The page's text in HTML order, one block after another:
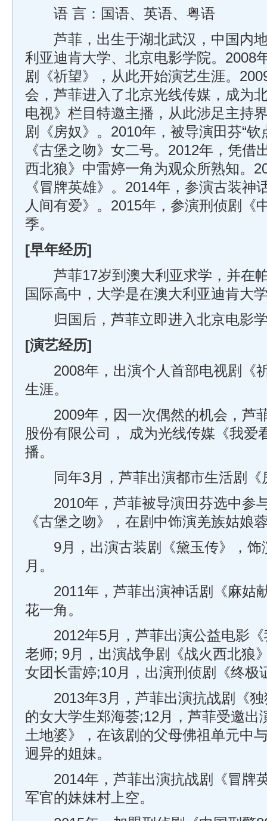
语 言：国语、英语、粤语
芦菲，出生于湖北武汉，中国内地
利亚迪肯大学、北京电影学院。2008
剧《祈望》，从此开始演艺生涯。
会，芦菲进入了北京光线传媒，成为
电视》栏目特邀主播，从此涉足主持
剧《房奴》。2010年，被导演田芬“
《古堡之吻》女二号。2012年，凭借
西北狼》中雷婷一角为观众所熟知。
《冒牌英雄》。2014年，参演古装神
人间有爱》。2015年，参演刑侦剧《
季。
[早年经历]
芦菲17岁到澳大利亚求学，并在
国际高中，大学是在澳大利亚迪肯大
归国后，芦菲立即进入北京电影
[演艺经历]
2008年，出演个人首部电视剧《
生涯。
2009年，因一次偶然的机会，芦
股份有限公司， 成为光线传媒《我爱
播。
同年3月，芦菲出演都市生活剧《
2010年，芦菲被导演田芬选中参
《古堡之吻》，在剧中饰演羌族姑娘
9月，出演古装剧《黛玉传》，饰
月。
2011年，芦菲出演神话剧《麻姑
花一角。
2012年5月，芦菲出演公益电影《
老师; 9月，出演战争剧《战火西北狼
女团长雷婷;10月，出演刑侦剧《终极
2013年3月，芦菲出演抗战剧《独
的女大学生郑海荟;12月，芦菲受邀出
土地婆》，在该剧的父母佛祖单元中
迥异的姐妹。
2014年，芦菲出演抗战剧《冒牌
军官的妹妹村上空。